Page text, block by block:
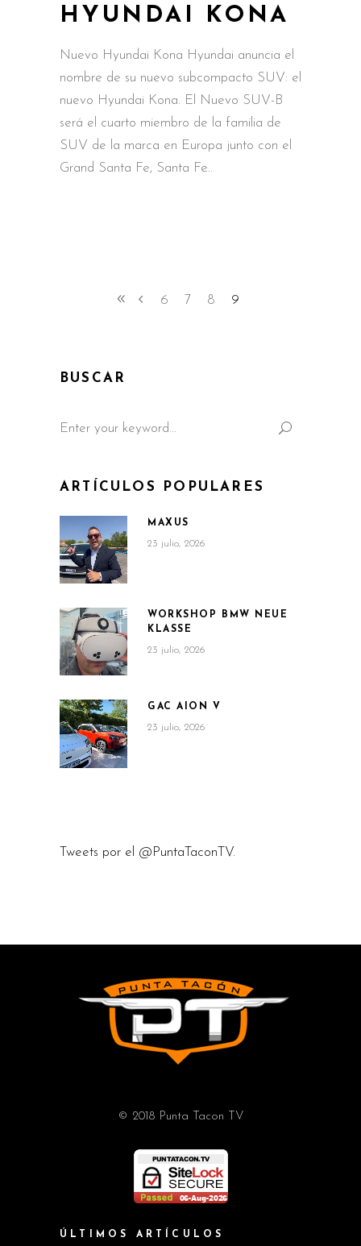
HYUNDAI KONA
Nuevo Hyundai Kona Hyundai anuncia el
nombre de su nuevo subcompacto SUV: el
nuevo Hyundai Kona. El Nuevo SUV-B
será el cuarto miembro de la familia de
SUV de la marca en Europa junto con el
Grand Santa Fe, Santa Fe
6 7 8 9
BUSCAR
for:
ARTÍCULOS POPULARES
MAXUS
23 julio, 2026
WORKSHOP BMW NEUE
KLASSE
23 julio, 2026
GAC AION V
23 julio, 2026
Tweets por el @PuntaTaconTV.
© 2018 Punta Tacon TV
ÚLTIMOS ARTÍCULOS